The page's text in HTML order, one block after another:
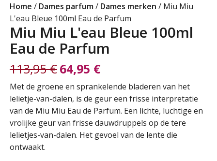
Home / Dames parfum/ Dames merken / Miu Miu
L'eau Bleue 100ml Eau de Parfum
Miu Miu L'eau Bleue 100ml
Eau de Parfum
113,95€
Oorspronkelijke
prijs
was:
113,95 €.
64,95 €
Huidige
prijs
is:
64,95 €.
Met de groene en sprankelende bladeren van het
lelietje-van-dalen, is de geur een frisse interpretatie
van de Miu Miu Eau de Parfum. Een lichte, luchtige en
vrolijke geur van frisse dauwdruppels op de tere
lelietjes-van-dalen. Het gevoel van de lente die
ontwaakt.